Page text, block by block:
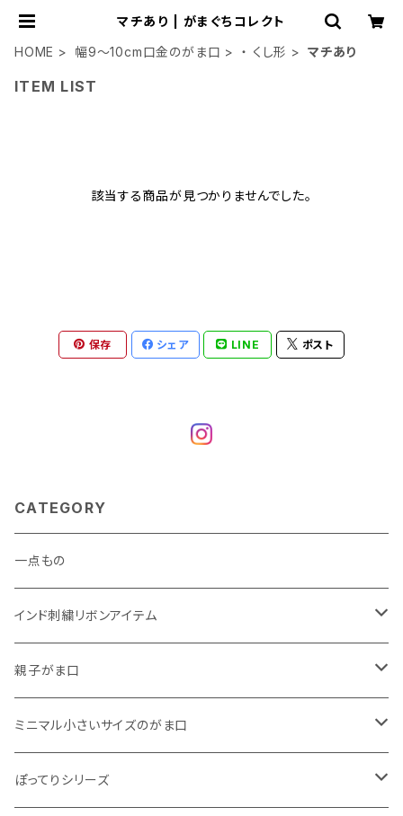
マチあり | がまぐちコレクト
HOME
幅9～10cm口金のがま口 ・ くし形 マチあり
ITEM LIST
該当する商品が見つかりませんでした。
保存 シェア LINE ポスト
CATEGORY
一点もの
インド刺繍リボンアイテム
がま口
巾着
親子がま口
・ ぷっくりタイプ
くったりコットンキャンバス
・ 四角いマチのたっぷりサイズ
ミニマル小さいサイズのがま口
・ くったりコットンキャンバス
ぽってりシリーズ